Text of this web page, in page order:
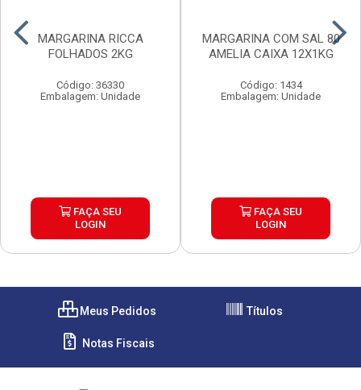
MARGARINA RICCA
FOLHADOS 2KG
Código: 36330
Embalagem: Unidade
FAÇA SEU
LOGIN
MARGARINA COM SAL 80
AMELIA CAIXA 12X1KG
Código: 1434
Embalagem: Unidade
FAÇA SEU
LOGIN
Meus Pedidos Títulos
Notas Fiscais